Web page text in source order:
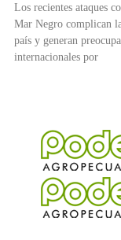
Los recientes ataques
Mar Negro complican
país y generan
internacionales por